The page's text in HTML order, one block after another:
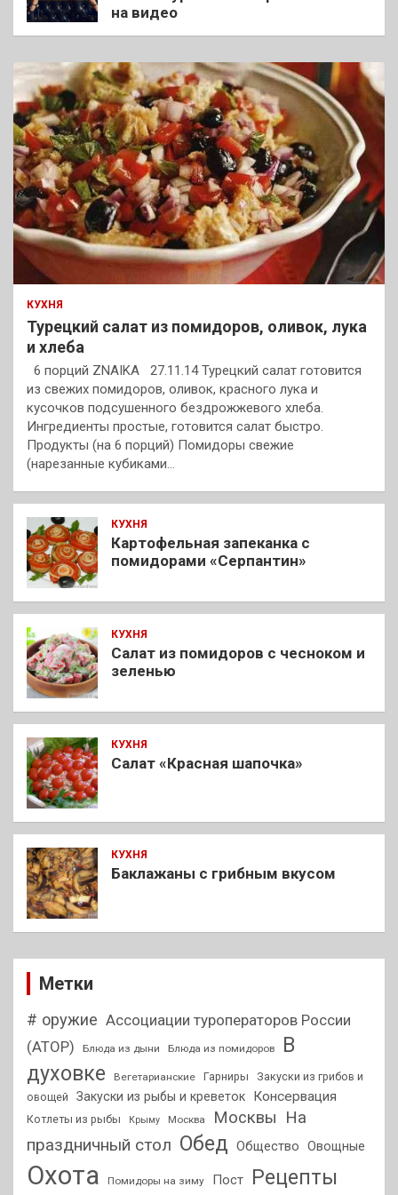
на видео
КУХНЯ
Турецкий салат из помидоров, оливок, лука
и хлеба
6 порций ZNAIKA 27.11.14 Турецкий салат готовится
из свежих помидоров, оливок, красного лука и
кусочков подсушенного бездрожжевого хлеба.
Ингредиенты простые, готовится салат быстро.
Продукты (на 6 порций) Помидоры свежие
(нарезанные кубиками…
КУХНЯ
Картофельная запеканка с
помидорами «Серпантин»
КУХНЯ
Салат из помидоров с чесноком и
зеленью
КУХНЯ
Салат «Красная шапочка»
КУХНЯ
Баклажаны с грибным вкусом
Метки
# оружие Ассоциации туроператоров России
(АТОР)
Блюда из дыни Блюда из помидоров
В
духовке
Вегетарианские Гарниры
Закуски из грибов и
овощей
Закуски из рыбы и креветок Консервация
Котлеты из рыбы Крыму Москва Москвы На
праздничный стол Обед Общество Овощные
Охота Помидоры на зиму Пост
Рецепты